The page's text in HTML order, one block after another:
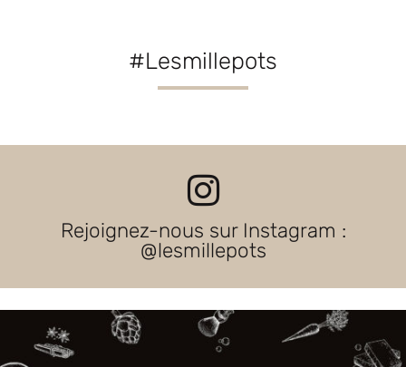
#Lesmillepots
Rejoignez-nous sur Instagram :
@lesmillepots